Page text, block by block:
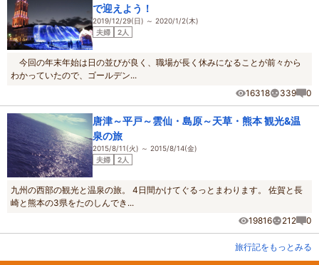
で迎えよう！
2019/12/29(日) ～ 2020/1/2(木)
夫婦
2人
今回の年末年始は日の並びが良く、職場が長く休みになることが前々から
わかっていたので、ゴールデン...
16318
339 0
唐津～平戸～雲仙・島原～天草・熊本 観光&温
泉の旅
2015/8/11(火) ～ 2015/8/14(金)
夫婦
2人
九州の西部の観光と温泉の旅。 4日間かけてぐるっとまわります。 佐賀と長
崎と熊本の3県をたのしんでき...
19816
212 0
旅行記をもっとみる